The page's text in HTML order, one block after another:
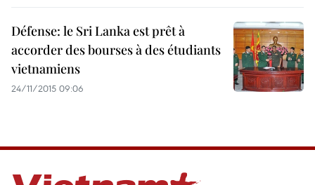
Défense: le Sri Lanka est prêt à
accorder des bourses à des étudiants
vietnamiens
24/11/2015 09:06